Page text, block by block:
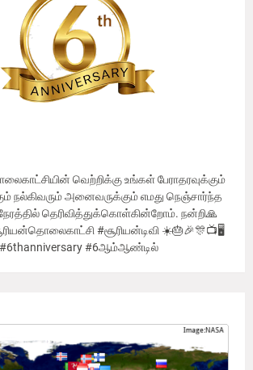
வெற்றிக்கு உங்கள் பேராதரவுக்கும்
நல்கிவரும் அனைவருக்கும் எமது நெஞ்சார்ந்த
தெரிவித்துக்கொள்கின்றோம். நன்றி🙏
#சூரியன்டிவி ☀️🎂🎉🎊📺🖥
#6thanniversary #6ஆம்ஆண்டில்